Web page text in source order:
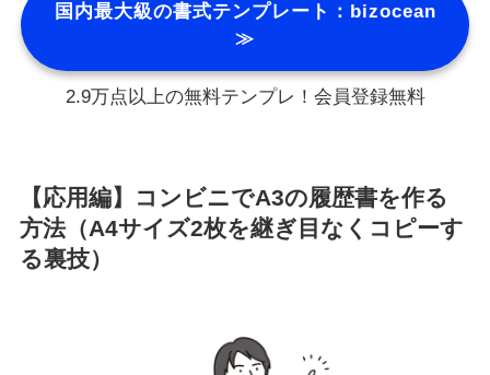
国内最大級の書式テンプレート：bizocean
≫
2.9万点以上の無料テンプレ！会員登録無料
【応用編】コンビニでA3の履歴書を作る
方法（A4サイズ2枚を継ぎ目なくコピーす
る裏技）